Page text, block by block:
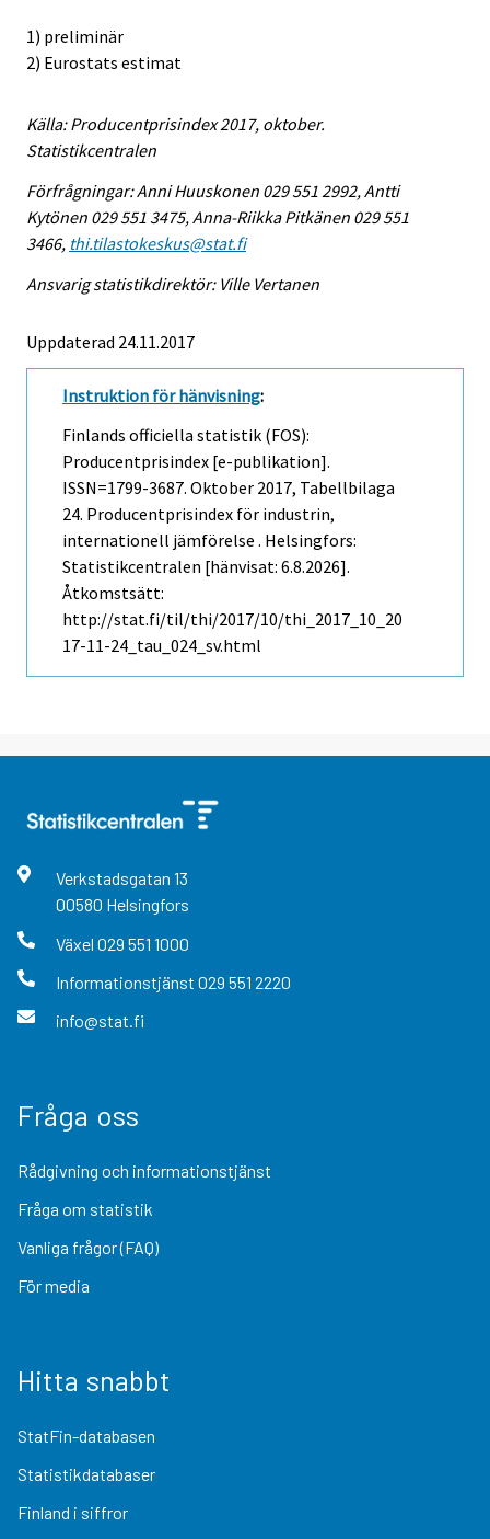
1) preliminär
2) Eurostats estimat
Källa: Producentprisindex 2017, oktober.
Statistikcentralen
Förfrågningar: Anni Huuskonen 029 551 2992, Antti
Kytönen 029 551 3475, Anna-Riikka Pitkänen 029 551
3466, thi.tilastokeskus@stat.fi
Ansvarig statistikdirektör: Ville Vertanen
Uppdaterad 24.11.2017
Instruktion för hänvisning:
Finlands officiella statistik (FOS):
Producentprisindex [e-publikation].
ISSN=1799-3687. Oktober 2017, Tabellbilaga
24. Producentprisindex för industrin,
internationell jämförelse . Helsingfors:
Statistikcentralen [hänvisat: 6.8.2026].
Åtkomstsätt:
http://stat.fi/til/thi/2017/10/thi_2017_10_20
17-11-24_tau_024_sv.html
Verkstadsgatan 13
00580 Helsingfors
Växel 029 551 1000
Informationstjänst 029 551 2220
info@stat.fi
Fråga oss
Rådgivning och informationstjänst
Fråga om statistik
Vanliga frågor (FAQ)
För media
Hitta snabbt
StatFin-databasen
Statistikdatabaser
Finland i siffror